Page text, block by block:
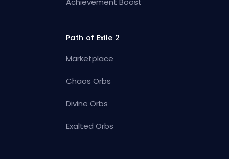
Path of Exile 2
Marketplace
Chaos Orbs
Divine Orbs
Exalted Orbs